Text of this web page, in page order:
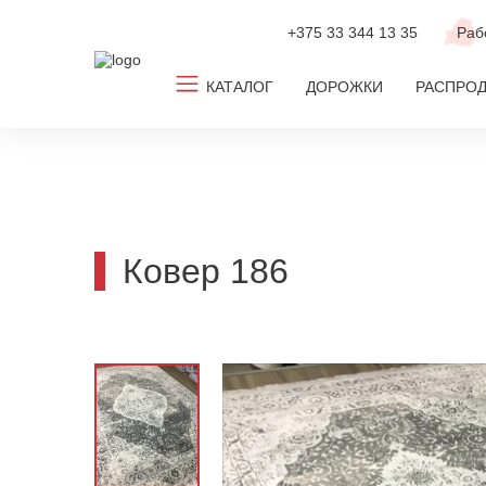
+375 33 344 13 35
КАТАЛОГ
По дизайну
По цвету
По комнате
ДОРОЖКИ
Ковер 186